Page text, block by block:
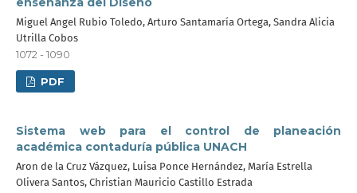
Miguel Angel Rubio Toledo, Arturo Santamaría Ortega, Sandra Alicia
Utrilla Cobos
1072 - 1090
PDF
Sistema web para el control de planeación
académica contaduría pública UNACH
Aron de la Cruz Vázquez, Luisa Ponce Hernández, María Estrella
Olivera Santos, Christian Mauricio Castillo Estrada